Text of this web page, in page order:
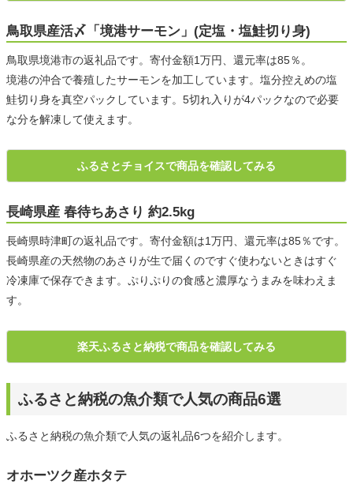
鳥取県産活〆「境港サーモン」(定塩・塩鮭切り身)
鳥取県境港市の返礼品です。寄付金額1万円、還元率は85％。
境港の沖合で養殖したサーモンを加工しています。塩分控えめの塩
鮭切り身を真空パックしています。5切れ入りが4パックなので必要
な分を解凍して使えます。
ふるさとチョイスで商品を確認してみる
長崎県産 春待ちあさり 約2.5kg
長崎県時津町の返礼品です。寄付金額は1万円、還元率は85％です。
長崎県産の天然物のあさりが生で届くのですぐ使わないときはすぐ
冷凍庫で保存できます。ぷりぷりの食感と濃厚なうまみを味わえま
す。
楽天ふるさと納税で商品を確認してみる
ふるさと納税の魚介類で人気の商品6選
ふるさと納税の魚介類で人気の返礼品6つを紹介します。
オホーツク産ホタテ